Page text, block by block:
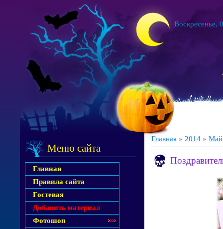
Воскресенье,
Меню сайта
Главная
Правила сайта
Гостевая
Добавить материал
Фотошоп
Главная » 2014 » Май